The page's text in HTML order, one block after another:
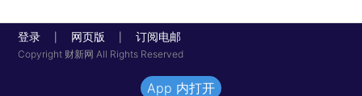
登录 网页版 订阅电邮
Copyright 财新网 All Rights Reserved
App 内打开